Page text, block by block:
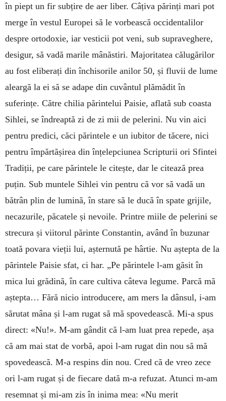
în piept un fir subțire de aer liber. Câțiva părinți mari pot
merge în vestul Europei să le vorbească occidentalilor
despre ortodoxie, iar vesticii pot veni, sub supraveghere,
desigur, să vadă marile mânăstiri. Majoritatea călugărilor
au fost eliberați din închisorile anilor 50, și fluvii de lume
aleargă la ei să se adape din cuvântul plămădit în
suferințe. Către chilia părintelui Paisie, aflată sub coasta
Sihlei, se îndreaptă zi de zi mii de pelerini. Nu vin aici
pentru predici, căci părintele e un iubitor de tăcere, nici
pentru împărtășirea din înțelepciunea Scripturii ori Sfintei
Tradiții, pe care părintele le citește, dar le citează prea
puțin. Sub muntele Sihlei vin pentru că vor să vadă un
bătrân plin de lumină, în stare să le ducă în spate grijile,
necazurile, păcatele și nevoile. Printre miile de pelerini se
strecura și viitorul părinte Constantin, având în buzunar
toată povara vieții lui, așternută pe hârtie. Nu aștepta de la
părintele Paisie sfat, ci har. „Pe părintele l-am găsit în
mica lui grădină, în care cultiva câteva legume. Parcă mă
aștepta… Fără nicio introducere, am mers la dânsul, i-am
sărutat mâna și l-am rugat să mă spovedească. Mi-a spus
direct: «Nu!». M-am gândit că l-am luat prea repede, așa
că am mai stat de vorbă, apoi l-am rugat din nou să mă
spovedească. M-a respins din nou. Cred că de vreo zece
ori l-am rugat și de fiecare dată m-a refuzat. Atunci m-am
resemnat și mi-am zis în inima mea: «Nu merit